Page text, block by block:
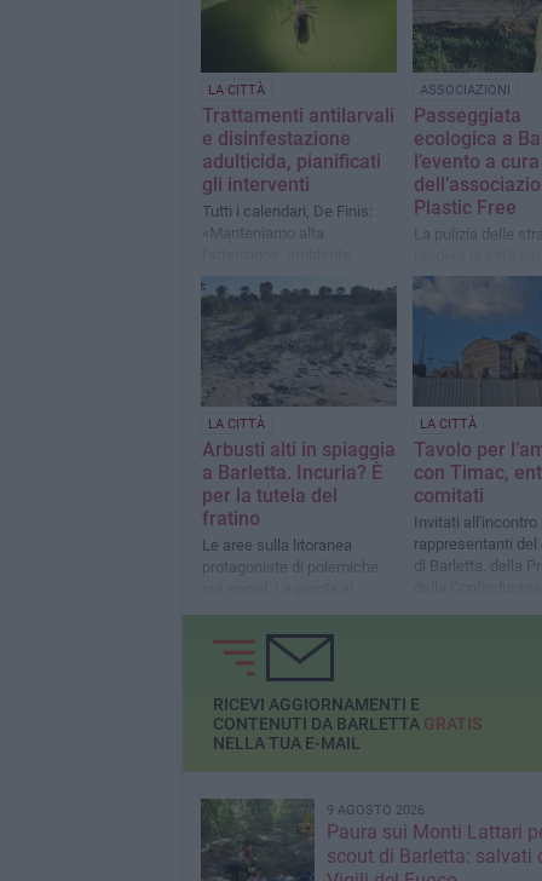
LA CITTÀ
Trattamenti antilarvali
e disinfestazione
adulticida, pianificati
gli interventi
Tutti i calendari, De Finis:
«Manteniamo alta
ASSOCIAZIONI
Passeggiata
ecologica a
l’evento a cura
Plastic Free
La pulizia delle
accogliente ed
LA CITTÀ
Arbusti alti in spiaggia
a Barletta. Incuria? È
per la tutela del
fratino
Le aree sulla litoranea
protagoniste di polemiche
presidente di Legambiente:
«Le dune costiere vanno
protette»
LA CITTÀ
Tavolo per
con Timac,
comitati
Invitati all'incontro i
rappresentanti del
di Barletta, della
RICEVI AGGIORNAMENTI E
CONTENUTI DA BARLETTA GRATIS
NELLA TUA E-MAIL
9 AGOSTO 2026
Paura sui Monti Lattari
scout di Barletta: salvati